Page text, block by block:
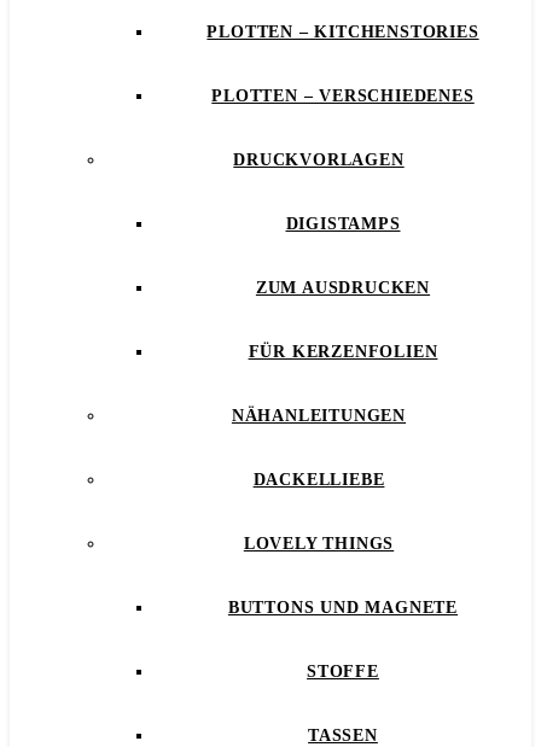
PLOTTEN – KITCHENSTORIES
PLOTTEN – VERSCHIEDENES
DRUCKVORLAGEN
DIGISTAMPS
ZUM AUSDRUCKEN
FÜR KERZENFOLIEN
NÄHANLEITUNGEN
DACKELLIEBE
LOVELY THINGS
BUTTONS UND MAGNETE
STOFFE
TASSEN